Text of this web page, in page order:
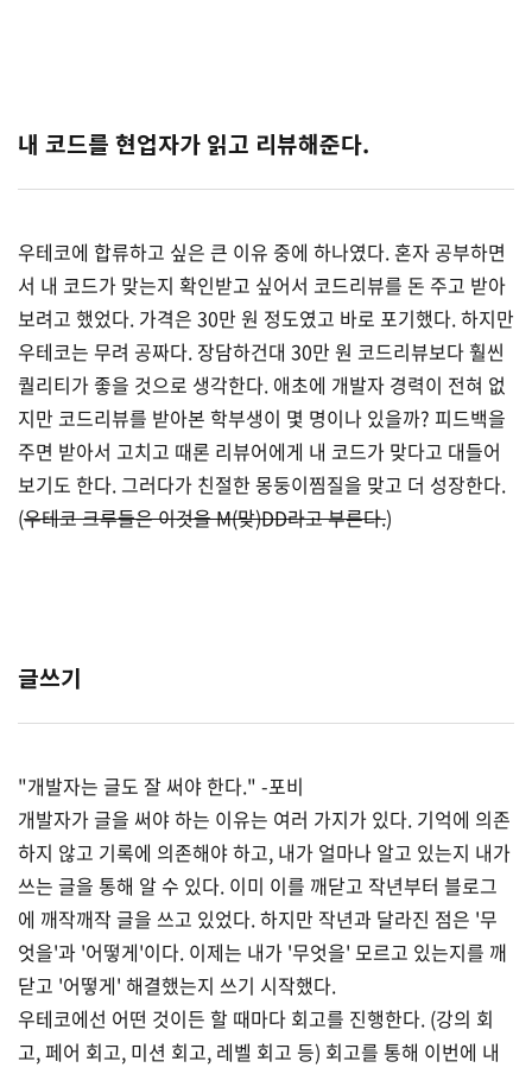
내 코드를 현업자가 읽고 리뷰해준다.
우테코에 합류하고 싶은 큰 이유 중에 하나였다. 혼자 공부하면
서 내 코드가 맞는지 확인받고 싶어서 코드리뷰를 돈 주고 받아
보려고 했었다. 가격은 30만 원 정도였고 바로 포기했다. 하지만
우테코는 무려 공짜다. 장담하건대 30만 원 코드리뷰보다 훨씬
퀄리티가 좋을 것으로 생각한다. 애초에 개발자 경력이 전혀 없
지만 코드리뷰를 받아본 학부생이 몇 명이나 있을까? 피드백을
주면 받아서 고치고 때론 리뷰어에게 내 코드가 맞다고 대들어
보기도 한다. 그러다가 친절한 몽둥이찜질을 맞고 더 성장한다.
(우테코 크루들은 이것을 M(맞)DD라고 부른다.)
글쓰기
"개발자는 글도 잘 써야 한다." -포비
개발자가 글을 써야 하는 이유는 여러 가지가 있다. 기억에 의존
하지 않고 기록에 의존해야 하고, 내가 얼마나 알고 있는지 내가
쓰는 글을 통해 알 수 있다. 이미 이를 깨닫고 작년부터 블로그
에 깨작깨작 글을 쓰고 있었다. 하지만 작년과 달라진 점은 '무
엇을'과 '어떻게'이다. 이제는 내가 '무엇을' 모르고 있는지를 깨
닫고 '어떻게' 해결했는지 쓰기 시작했다.
우테코에선 어떤 것이든 할 때마다 회고를 진행한다. (강의 회
고, 페어 회고, 미션 회고, 레벨 회고 등) 회고를 통해 이번에 내